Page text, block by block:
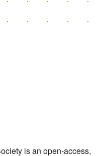
is an open-access,